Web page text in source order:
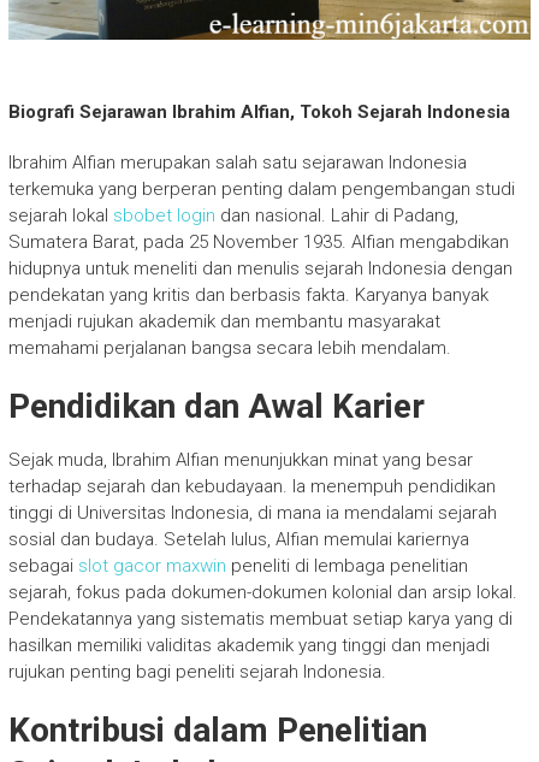
Biografi Sejarawan Ibrahim Alfian, Tokoh Sejarah Indonesia
Ibrahim Alfian merupakan salah satu sejarawan Indonesia
terkemuka yang berperan penting dalam pengembangan studi
sejarah lokal sbobet login dan nasional. Lahir di Padang,
Sumatera Barat, pada 25 November 1935. Alfian mengabdikan
hidupnya untuk meneliti dan menulis sejarah Indonesia dengan
pendekatan yang kritis dan berbasis fakta. Karyanya banyak
menjadi rujukan akademik dan membantu masyarakat
memahami perjalanan bangsa secara lebih mendalam.
Pendidikan dan Awal Karier
Sejak muda, Ibrahim Alfian menunjukkan minat yang besar
terhadap sejarah dan kebudayaan. Ia menempuh pendidikan
tinggi di Universitas Indonesia, di mana ia mendalami sejarah
sosial dan budaya. Setelah lulus, Alfian memulai kariernya
sebagai slot gacor maxwin peneliti di lembaga penelitian
sejarah, fokus pada dokumen-dokumen kolonial dan arsip lokal.
Pendekatannya yang sistematis membuat setiap karya yang di
hasilkan memiliki validitas akademik yang tinggi dan menjadi
rujukan penting bagi peneliti sejarah Indonesia.
Kontribusi dalam Penelitian